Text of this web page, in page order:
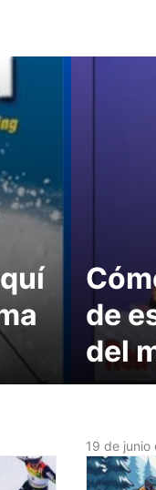
de
del
19 de junio